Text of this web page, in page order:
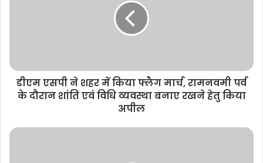
डीएम एसपी ने शहर में किया फ्लैग मार्च, रामनवमी पर्व
के दौरान शांति एवं विधि व्यवस्था बनाए रखने हेतु किया
अपील